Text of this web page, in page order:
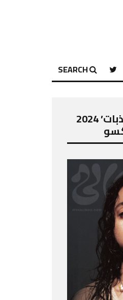
SEARCH
ضيوف غلاف عدد ‘الذبذبات’ 2024